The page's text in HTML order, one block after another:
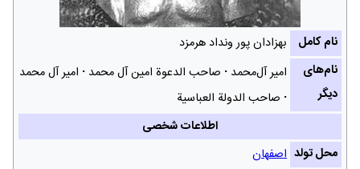
نام کامل
بهزادان پور ونداد هرمزد
نام‌های
دیگر
امیر آل‌محمد صاحب الدعوة امین آل محمد امیر آل محمد
صاحب‌ الدولة العباسیة
اطلاعات شخصی
محل تولد اصفهان